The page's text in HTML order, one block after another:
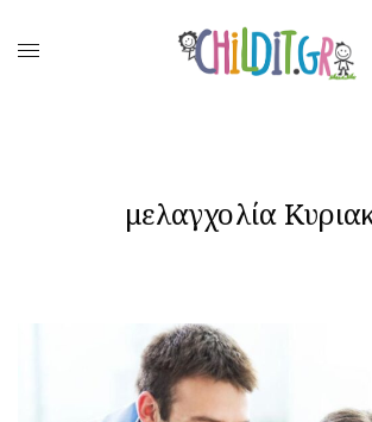
μελαγχολία